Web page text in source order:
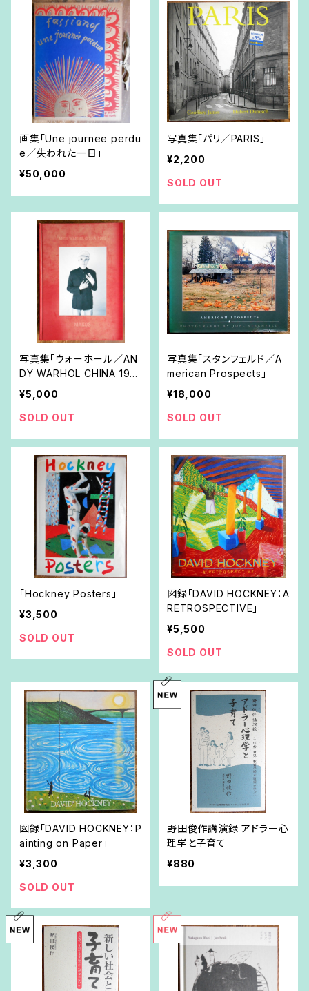
画集「Une journee perdu
e／失われた一日」
¥50,000
写真集「パリ／PARIS」
¥2,200
SOLD OUT
写真集「ウォーホール／AN
DY WARHOL CHINA 198
2」
¥5,000
SOLD OUT
写真集「スタンフェルド／A
merican Prospects」
¥18,000
SOLD OUT
「Hockney Posters」
¥3,500
SOLD OUT
図録「DAVID HOCKNEY：A
RETROSPECTIVE」
¥5,500
SOLD OUT
図録「DAVID HOCKNEY：P
ainting on Paper」
¥3,300
SOLD OUT
野田俊作講演録 アドラー心
理学と子育て
¥880